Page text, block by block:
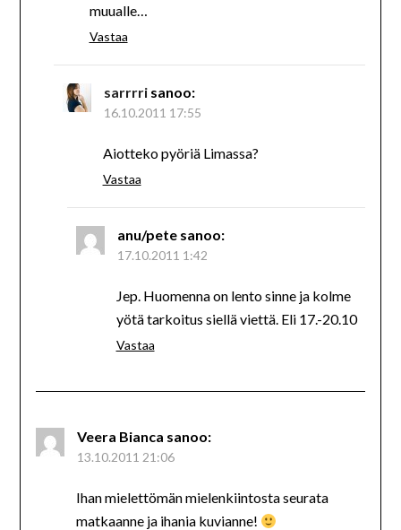
muualle…
Vastaa
sarrrri sanoo:
16.10.2011 17:55
Aiotteko pyöriä Limassa?
Vastaa
anu/pete sanoo:
17.10.2011 1:42
Jep. Huomenna on lento sinne ja kolme
yötä tarkoitus siellä viettä. Eli 17.-20.10
Vastaa
Veera Bianca sanoo:
13.10.2011 21:06
Ihan mielettömän mielenkiintosta seurata
matkaanne ja ihania kuvianne!